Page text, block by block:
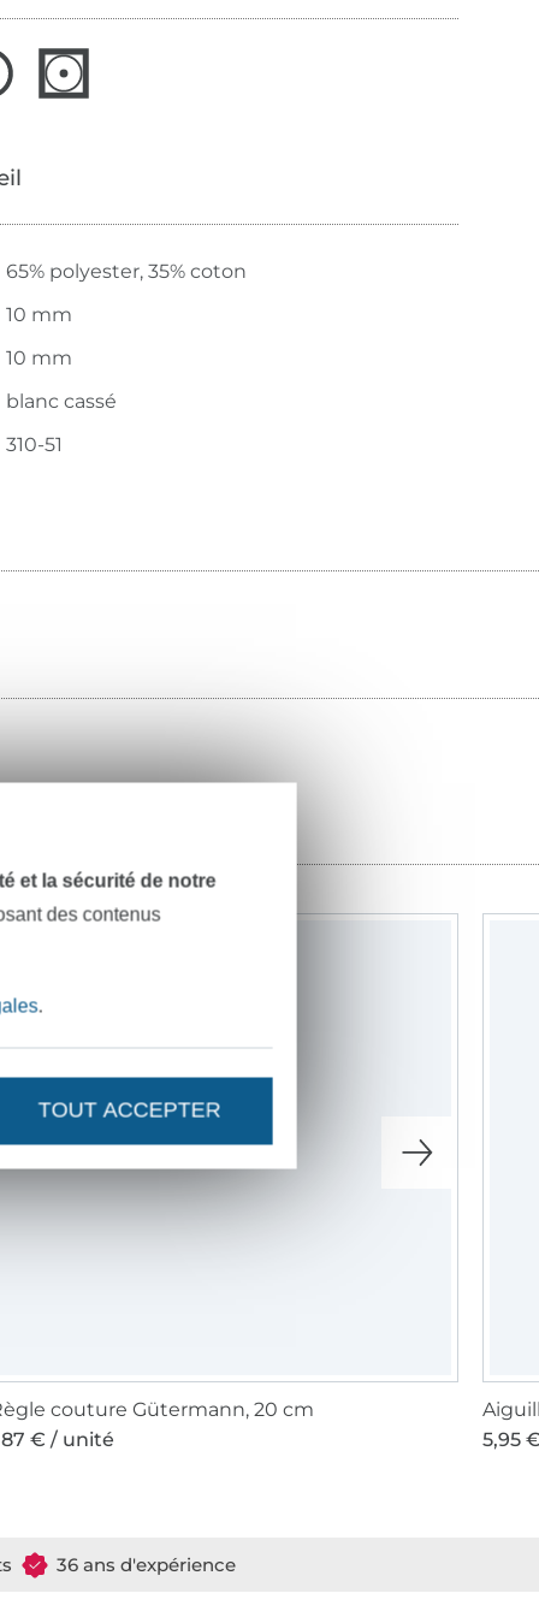
65% polyester, 35% coton
10 mm
10 mm
blanc cassé
310-51
couture Gütermann, 20 cm
€ / unité
5,95
36 ans d'expérience
et la sécurité de notre
des contenus
.
TOUT ACCEPTER